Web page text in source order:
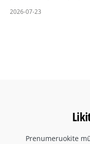
2026-07-23
Prenumeruokite